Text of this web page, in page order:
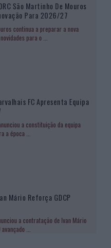
São Martinho De Mouros
Para 2026/27
continua a preparar a nova
para o ...
FC Apresenta Equipa
a constituição da equipa
a época ...
Mário Reforça GDCP
a contratação de Ivan Mário
...